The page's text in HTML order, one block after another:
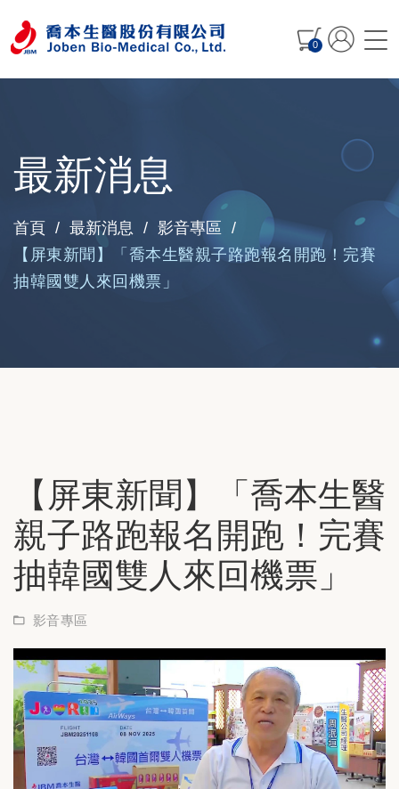
0
最新消息
首頁 最新消息 影音專區
【屏東新聞】「喬本生醫親子路跑報名開跑！完賽
抽韓國雙人來回機票」
【屏東新聞】「喬本生醫
親子路跑報名開跑！完賽
抽韓國雙人來回機票」
影音專區